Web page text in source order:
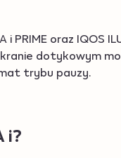
oraz IQOS
dotykowym
trybu pauzy.
i?